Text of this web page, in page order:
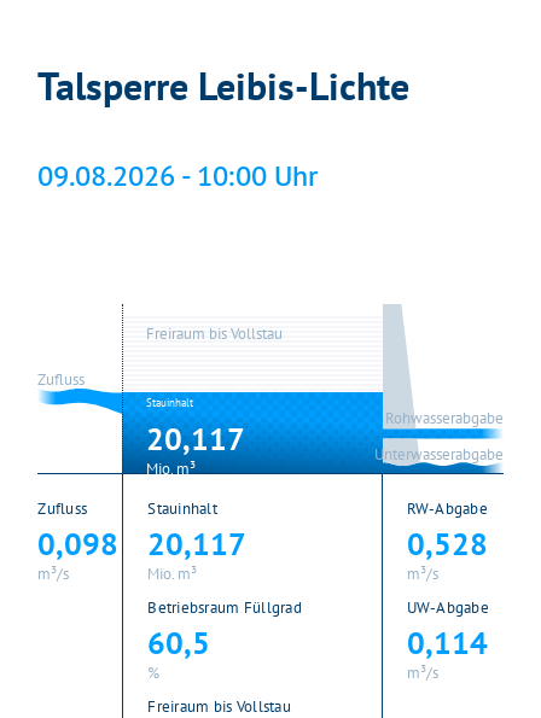
Talsperre Leibis-Lichte
09.08.2026 - 10:00 Uhr
Freiraum bis Vollstau
Stauinhalt
20,117
Mio. m³
Zufluss
Rohwasserabgabe
Unterwasserabgabe
Zufluss
0,098
m³/s
Stauinhalt
20,117
Mio. m³
Betriebsraum Füllgrad
60,5
%
Freiraum bis Vollstau
RW-Abgabe
0,528
m³/s
UW-Abgabe
0,114
m³/s